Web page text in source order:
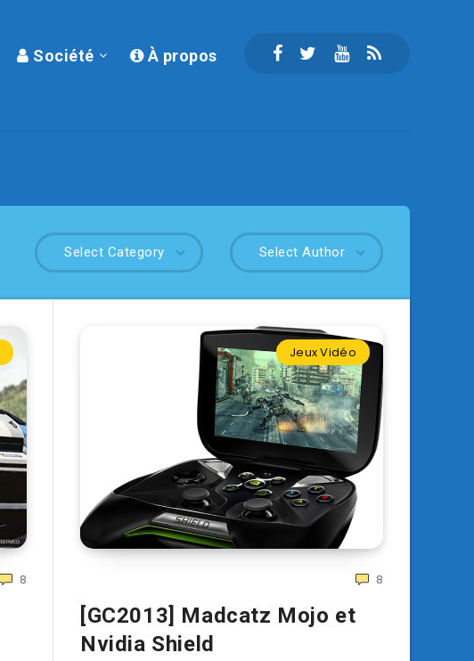
Société À propos
Select Author
Select Category
8
Jeux Vidéo
8
[GC2013] Madcatz Mojo et
Nvidia Shield